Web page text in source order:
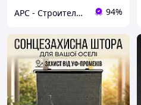
АРС - Строительный интернет-гипермаркет 94%